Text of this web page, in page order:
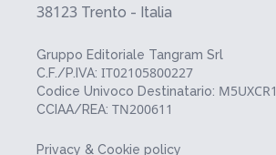
38123 Trento - Italia
Gruppo Editoriale Tangram Srl
C.F./P.IVA: IT02105800227
Codice Univoco Destinatario: M5UXCR1
CCIAA/REA: TN200611
Privacy & Cookie policy